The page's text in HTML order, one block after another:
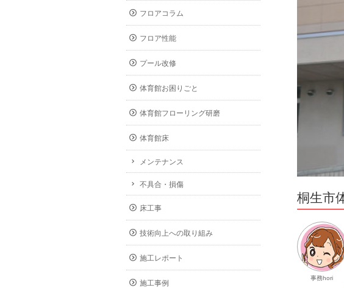
桐生市
事務hori
フロアコラム
フロア性能
プール改修
体育館お困りごと
体育館フローリング研磨
体育館床
メンテナンス
不具合・損傷
床工事
技術向上への取り組み
施工レポート
施工事例